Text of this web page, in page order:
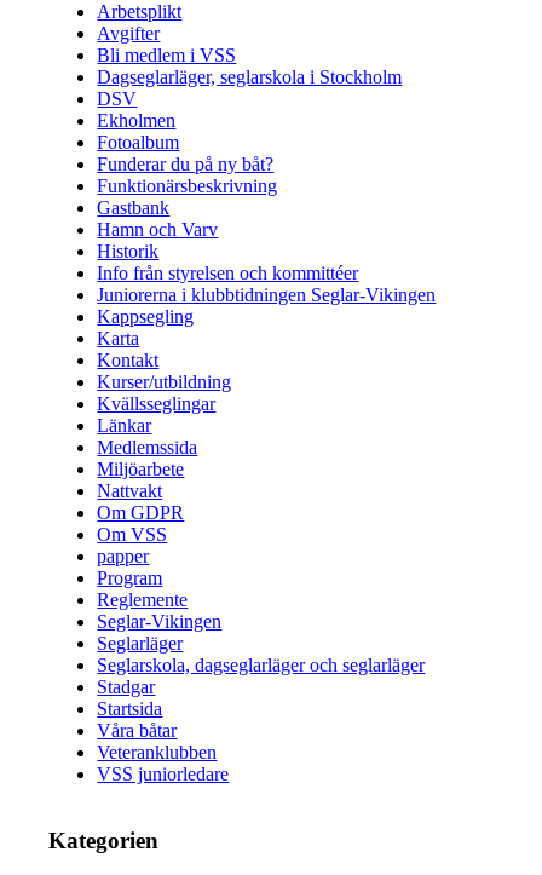
Arbetsplikt
Avgifter
Bli medlem i VSS
Dagseglarläger, seglarskola i Stockholm
DSV
Ekholmen
Fotoalbum
Funderar du på ny båt?
Funktionärsbeskrivning
Gastbank
Hamn och Varv
Historik
Info från styrelsen och kommittéer
Juniorerna i klubbtidningen Seglar-Vikingen
Kappsegling
Karta
Kontakt
Kurser/utbildning
Kvällsseglingar
Länkar
Medlemssida
Miljöarbete
Nattvakt
Om GDPR
Om VSS
papper
Program
Reglemente
Seglar-Vikingen
Seglarläger
Seglarskola, dagseglarläger och seglarläger
Stadgar
Startsida
Våra båtar
Veteranklubben
VSS juniorledare
Kategorien